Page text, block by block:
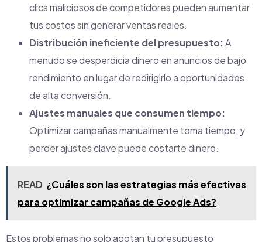
clics maliciosos de competidores pueden aumentar
tus costos sin generar ventas reales.
Distribución ineficiente del presupuesto:A
menudo se desperdicia dinero en anuncios de bajo
rendimiento en lugar de redirigirlo a oportunidades
de alta conversión.
Ajustes manuales que consumen tiempo:
Optimizar campañas manualmente toma tiempo, y
perder ajustes clave puede costarte dinero.
READ ¿Cuáles son las estrategias más efectivas
para optimizar campañas de Google Ads?
Estos problemas no solo agotan tu presupuesto